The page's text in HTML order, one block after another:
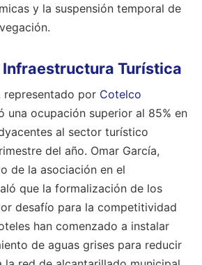
y la suspensión temporal de
Infraestructura Turística
representado por Cotelco
una ocupación superior al 85% en
al sector turístico
del año. Omar García,
de la asociación en el
que la formalización de los
desafío para la competitividad
han comenzado a instalar
de aguas grises para reducir